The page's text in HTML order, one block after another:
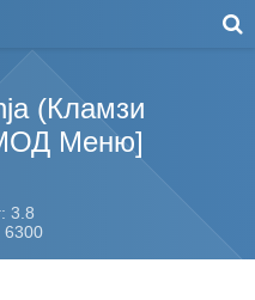
(Кламзи
Меню]
3.8
6300